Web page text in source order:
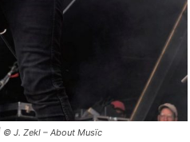
© J. Zekl – About Musïc